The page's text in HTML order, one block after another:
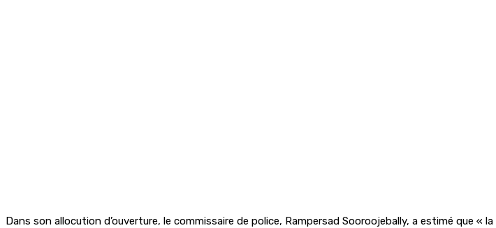
Dans son allocution d’ouverture, le commissaire de police, Rampersad Sooroojebally, a estimé que